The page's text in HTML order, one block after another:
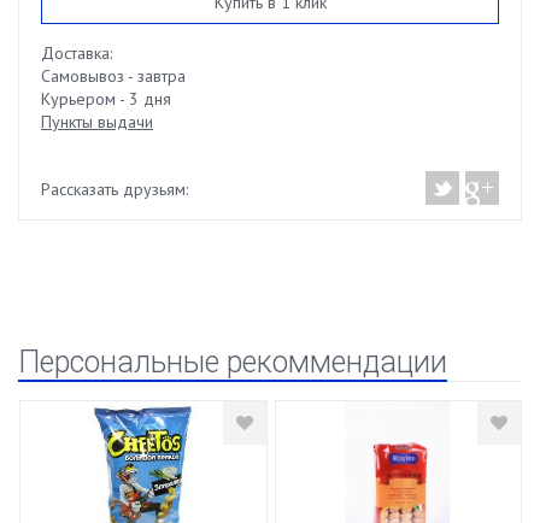
Доставка:
Самовывоз - завтра
Курьером - 3 дня
Пункты выдачи
Рассказать друзьям:
Персональные рекоммендации